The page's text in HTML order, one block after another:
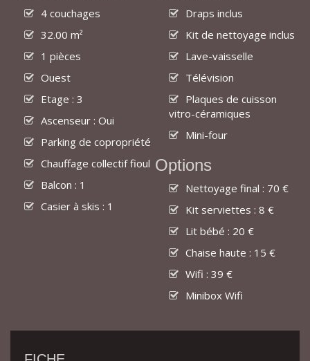
4 couchages
32.00 m²
1 pièces
Ouest
Etage : 3
Ascenseur : Oui
Parking de copropriété
Chauffage collectif fioul
Balcon : 1
Casier à skis : 1
Draps inclus
Kit de nettoyage inclus
Lave-vaisselle
Télévision
Plaques de cuisson
vitro-céramiques
Mini-four
Options
Nettoyage final : 70 €
Kit serviettes : 8 €
Lit bébé : 20 €
Chaise haute : 15 €
Wifi : 39 €
Minibox Wifi